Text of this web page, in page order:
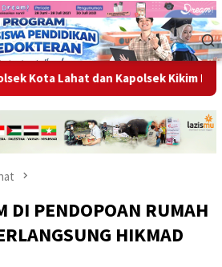
dan Kapolsek Kikim Barat
DI PENDOPOAN RUMAH
HIKMAD